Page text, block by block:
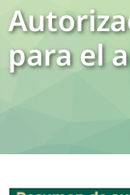
para el